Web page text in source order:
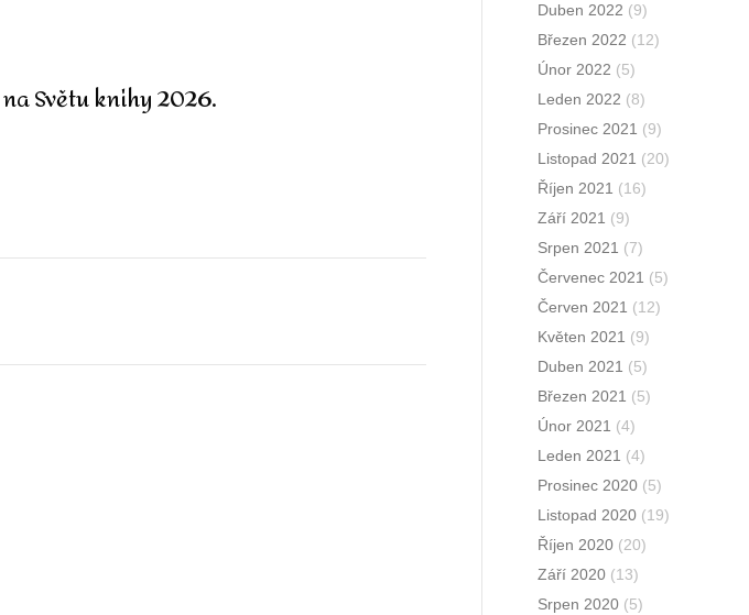
na Světu knihy 2026.
Duben 2022 (9)
Březen 2022 (12)
Únor 2022 (5)
Leden 2022 (8)
Prosinec 2021 (9)
Listopad 2021 (20)
Říjen 2021 (16)
Září 2021 (9)
Srpen 2021 (7)
Červenec 2021 (5)
Červen 2021 (12)
Květen 2021 (9)
Duben 2021 (5)
Březen 2021 (5)
Únor 2021 (4)
Leden 2021 (4)
Prosinec 2020 (5)
Listopad 2020 (19)
Říjen 2020 (20)
Září 2020 (13)
Srpen 2020 (5)